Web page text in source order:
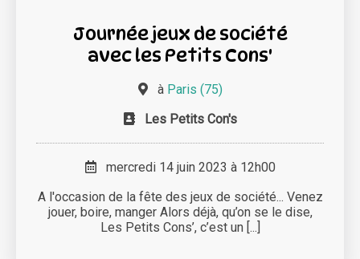
Journée jeux de société
avec les Petits Cons'
à Paris (75)
Les Petits Con's
mercredi 14 juin 2023 à 12h00
A l'occasion de la fête des jeux de société... Venez
jouer, boire, manger Alors déjà, qu’on se le dise,
Les Petits Cons’, c’est un [...]